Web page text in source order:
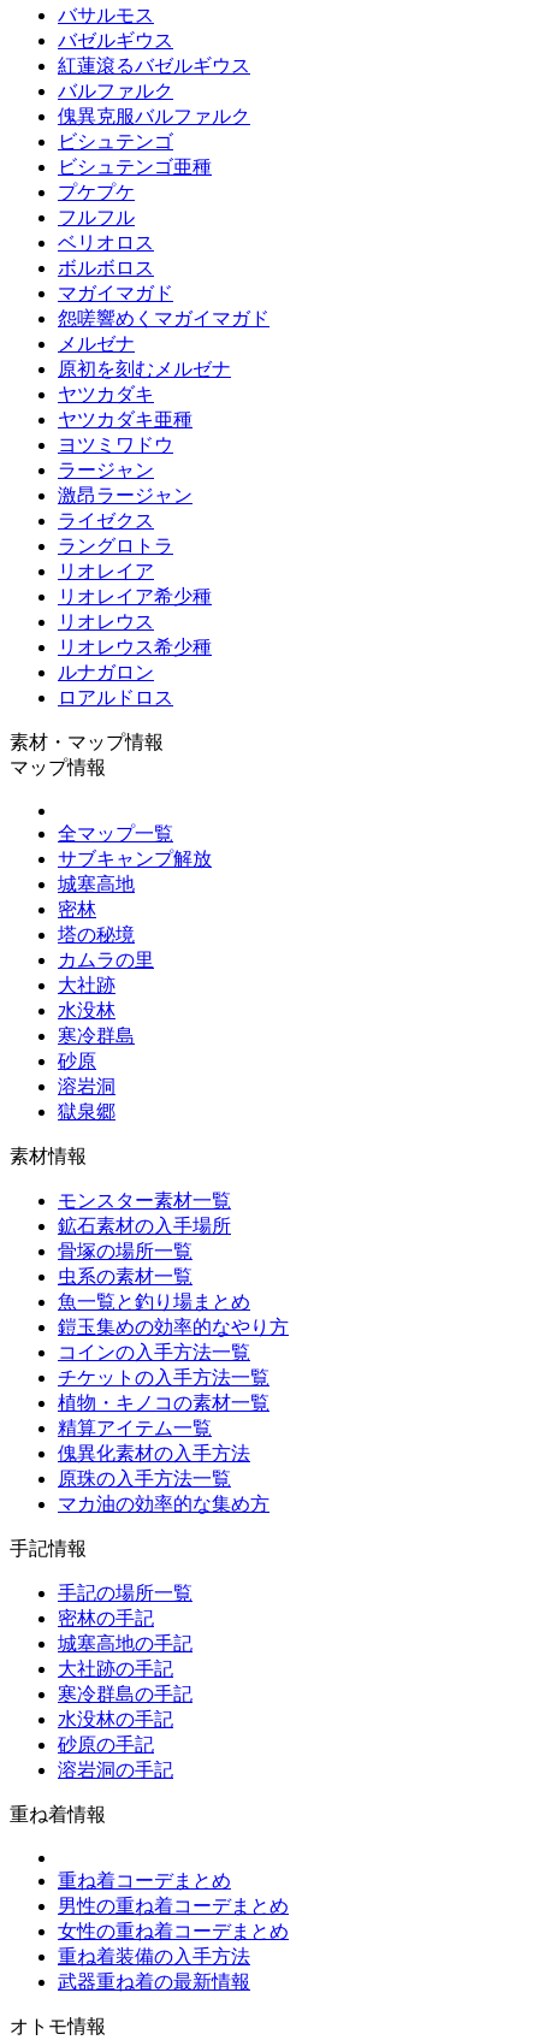
バサルモス
バゼルギウス
紅蓮滾るバゼルギウス
バルファルク
傀異克服バルファルク
ビシュテンゴ
ビシュテンゴ亜種
プケプケ
フルフル
ベリオロス
ボルボロス
マガイマガド
怨嗟響めくマガイマガド
メルゼナ
原初を刻むメルゼナ
ヤツカダキ
ヤツカダキ亜種
ヨツミワドウ
ラージャン
激昂ラージャン
ライゼクス
ラングロトラ
リオレイア
リオレイア希少種
リオレウス
リオレウス希少種
ルナガロン
ロアルドロス
素材・マップ情報
マップ情報
全マップ一覧
サブキャンプ解放
城塞高地
密林
塔の秘境
カムラの里
大社跡
水没林
寒冷群島
砂原
溶岩洞
獄泉郷
素材情報
モンスター素材一覧
鉱石素材の入手場所
骨塚の場所一覧
虫系の素材一覧
魚一覧と釣り場まとめ
鎧玉集めの効率的なやり方
コインの入手方法一覧
チケットの入手方法一覧
植物・キノコの素材一覧
精算アイテム一覧
傀異化素材の入手方法
原珠の入手方法一覧
マカ油の効率的な集め方
手記情報
手記の場所一覧
密林の手記
城塞高地の手記
大社跡の手記
寒冷群島の手記
水没林の手記
砂原の手記
溶岩洞の手記
重ね着情報
重ね着コーデまとめ
男性の重ね着コーデまとめ
女性の重ね着コーデまとめ
重ね着装備の入手方法
武器重ね着の最新情報
オトモ情報